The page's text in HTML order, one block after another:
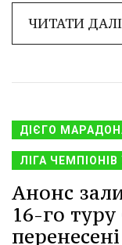
ЧИТАТИ ДАЛІ
ДІЄГО
ЛІГА
Анонс
16-го туру